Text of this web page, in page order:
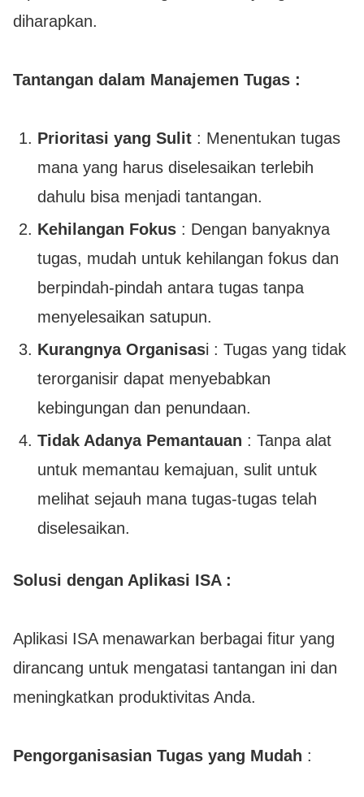
diharapkan.
Tantangan dalam Manajemen Tugas :
Prioritasi yang Sulit : Menentukan tugas
mana yang harus diselesaikan terlebih
dahulu bisa menjadi tantangan.
Kehilangan Fokus : Dengan banyaknya
tugas, mudah untuk kehilangan fokus dan
berpindah-pindah antara tugas tanpa
menyelesaikan satupun.
Kurangnya Organisasi : Tugas yang tidak
terorganisir dapat menyebabkan
kebingungan dan penundaan.
Tidak Adanya Pemantauan : Tanpa alat
untuk memantau kemajuan, sulit untuk
melihat sejauh mana tugas-tugas telah
diselesaikan.
Solusi dengan Aplikasi ISA :
Aplikasi ISA menawarkan berbagai fitur yang
dirancang untuk mengatasi tantangan ini dan
meningkatkan produktivitas Anda.
Pengorganisasian Tugas yang Mudah :